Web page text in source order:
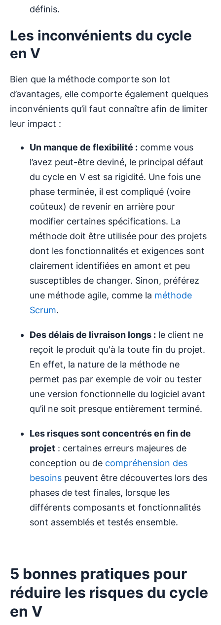
définis.
Les inconvénients du cycle
en V
Bien que la méthode comporte son lot
d’avantages, elle comporte également quelques
inconvénients qu’il faut connaître afin de limiter
leur impact :
Un manque de flexibilité : comme vous
l’avez peut-être deviné, le principal défaut
du cycle en V est sa rigidité. Une fois une
phase terminée, il est compliqué (voire
coûteux) de revenir en arrière pour
modifier certaines spécifications. La
méthode doit être utilisée pour des projets
dont les fonctionnalités et exigences sont
clairement identifiées en amont et peu
susceptibles de changer. Sinon, préférez
une méthode agile, comme la méthode
Scrum.
Des délais de livraison longs : le client ne
reçoit le produit qu'à la toute fin du projet.
En effet, la nature de la méthode ne
permet pas par exemple de voir ou tester
une version fonctionnelle du logiciel avant
qu’il ne soit presque entièrement terminé.
Les risques sont concentrés en fin de
projet : certaines erreurs majeures de
conception ou de compréhension des
besoins peuvent être découvertes lors des
phases de test finales, lorsque les
différents composants et fonctionnalités
sont assemblés et testés ensemble.
5 bonnes pratiques pour
réduire les risques du cycle
en V